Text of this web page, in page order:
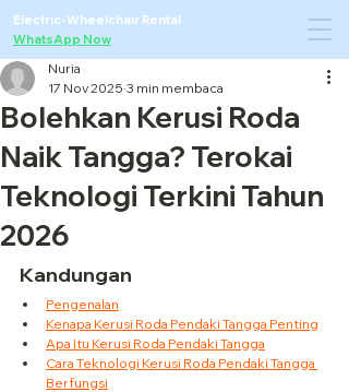
Electric-Wheelchair Rental ·
WhatsApp Now
Bolehkan Kerusi Roda
Naik Tangga? Terokai
Teknologi Terkini Tahun
2026
Nuria
17 Nov 2025 3 min membaca
Kandungan
Pengenalan
Kenapa Kerusi Roda Pendaki Tangga Penting
Apa Itu Kerusi Roda Pendaki Tangga
Cara Teknologi Kerusi Roda Pendaki Tangga
Berfungsi